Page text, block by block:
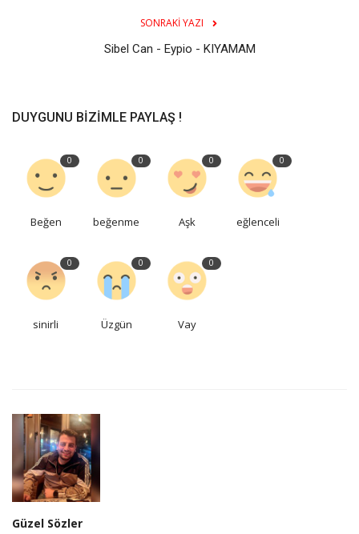
SONRAKI YAZI
Sibel Can - Eypio - KIYAMAM
DUYGUNU BIZIMLE PAYLAŞ !
0
Beğen
0
beğenme
0
Aşk
0
eğlenceli
0
sinirli
0
Üzgün
0
Vay
Güzel Sözler